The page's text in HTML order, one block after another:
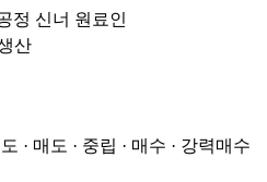
정 신너 원료인
산
· 매도 · 중립 · 매수 · 강력매수